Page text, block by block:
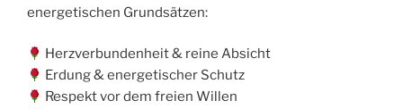
energetischen Grundsätzen:
Herzverbundenheit & reine Absicht
Erdung & energetischer Schutz
Respekt vor dem freien Willen